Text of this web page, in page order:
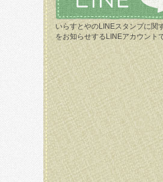
いらすとやのLINEスタンプに関
をお知らせするLINEアカウント